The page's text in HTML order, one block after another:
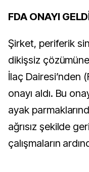
FDA ONAYI
Şirket, periferik
dikişsiz
İlaç Dairesi’nden
onayı aldı. Bu
ayak
ağrısız şekilde
çalışmaların